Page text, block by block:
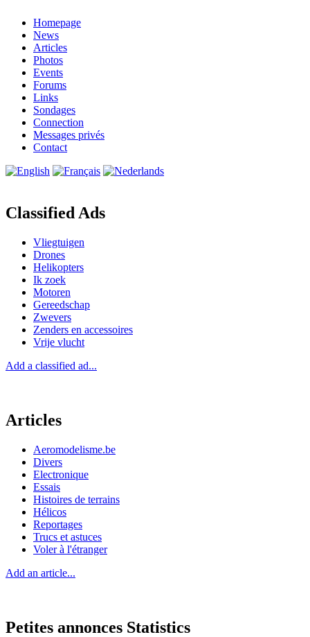
Homepage
News
Articles
Photos
Events
Forums
Links
Sondages
Connection
Messages privés
Contact
Classified Ads
Vliegtuigen
Drones
Helikopters
Ik zoek
Motoren
Gereedschap
Zwevers
Zenders en accessoires
Vrije vlucht
Add a classified ad...
Articles
Aeromodelisme.be
Divers
Electronique
Essais
Histoires de terrains
Hélicos
Reportages
Trucs et astuces
Voler à l'étranger
Add an article...
Petites annonces Statistics